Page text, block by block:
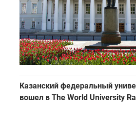
Казанский федеральный
вошел в The World University